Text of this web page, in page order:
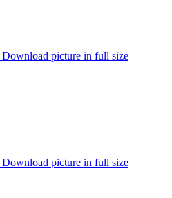
Download picture in full size
Download picture in full size